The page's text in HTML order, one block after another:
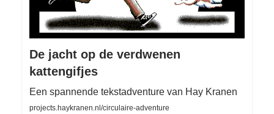
De jacht op de verdwenen
kattengifjes
Een spannende tekstadventure van Hay Kranen
projects.haykranen.nl/circulaire-adventure